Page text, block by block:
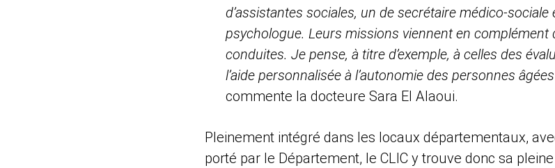
d’assistantes sociales, un de secrétaire médico-
psychologue. Leurs missions viennent en complément
conduites. Je pense, à titre d’exemple, à celles des
l’aide personnalisée à l’autonomie des personnes
commente la docteure Sara El Alaoui.
Pleinement intégré dans les locaux départementaux,
porté par le Département, le CLIC y trouve donc sa